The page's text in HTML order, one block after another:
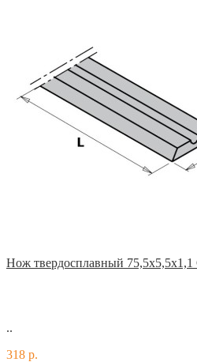
Нож твердосплавный 75,5x5,5x1,1
..
318 р.